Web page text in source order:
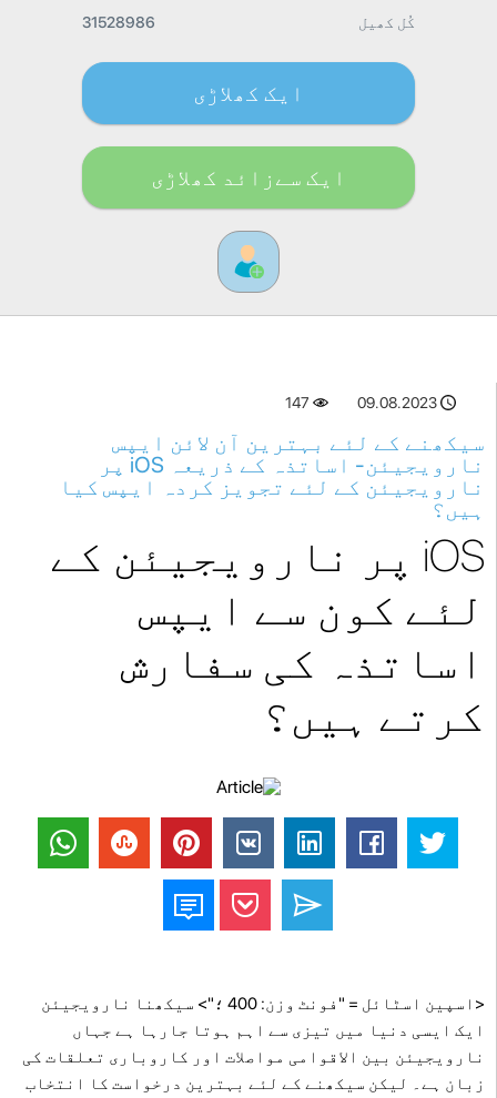
کُل کھیل 31528986
ایک کھلاڑی
ایک سےزائد کھلاڑی
09.08.2023
147
سیکھنے کے لئے بہترین آن لائن ایپس
نارویجیئن- اساتذہ کے ذریعہ iOS پر
نارویجیئن کے لئے تجویز کردہ ایپس کیا
ہیں؟
iOS پر نارویجیئن کے
لئے کون سے ایپس
اساتذہ کی سفارش
کرتے ہیں؟
<اسپین اسٹائل = "فونٹ وزن: 400 ؛"> سیکھنا نارویجیئن
ایک ایسی دنیا میں تیزی سے اہم ہوتا جارہا ہے جہاں
نارویجیئن بین الاقوامی مواصلات اور کاروباری تعلقات کی
زبان ہے۔ لیکن سیکھنے کے لئے بہترین درخواست کا انتخاب